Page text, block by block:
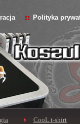
Polityka
CooL t-shirt